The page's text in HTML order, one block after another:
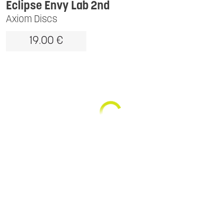
Axiom Discs
Eclipse Envy Lab 2nd
19.00 €